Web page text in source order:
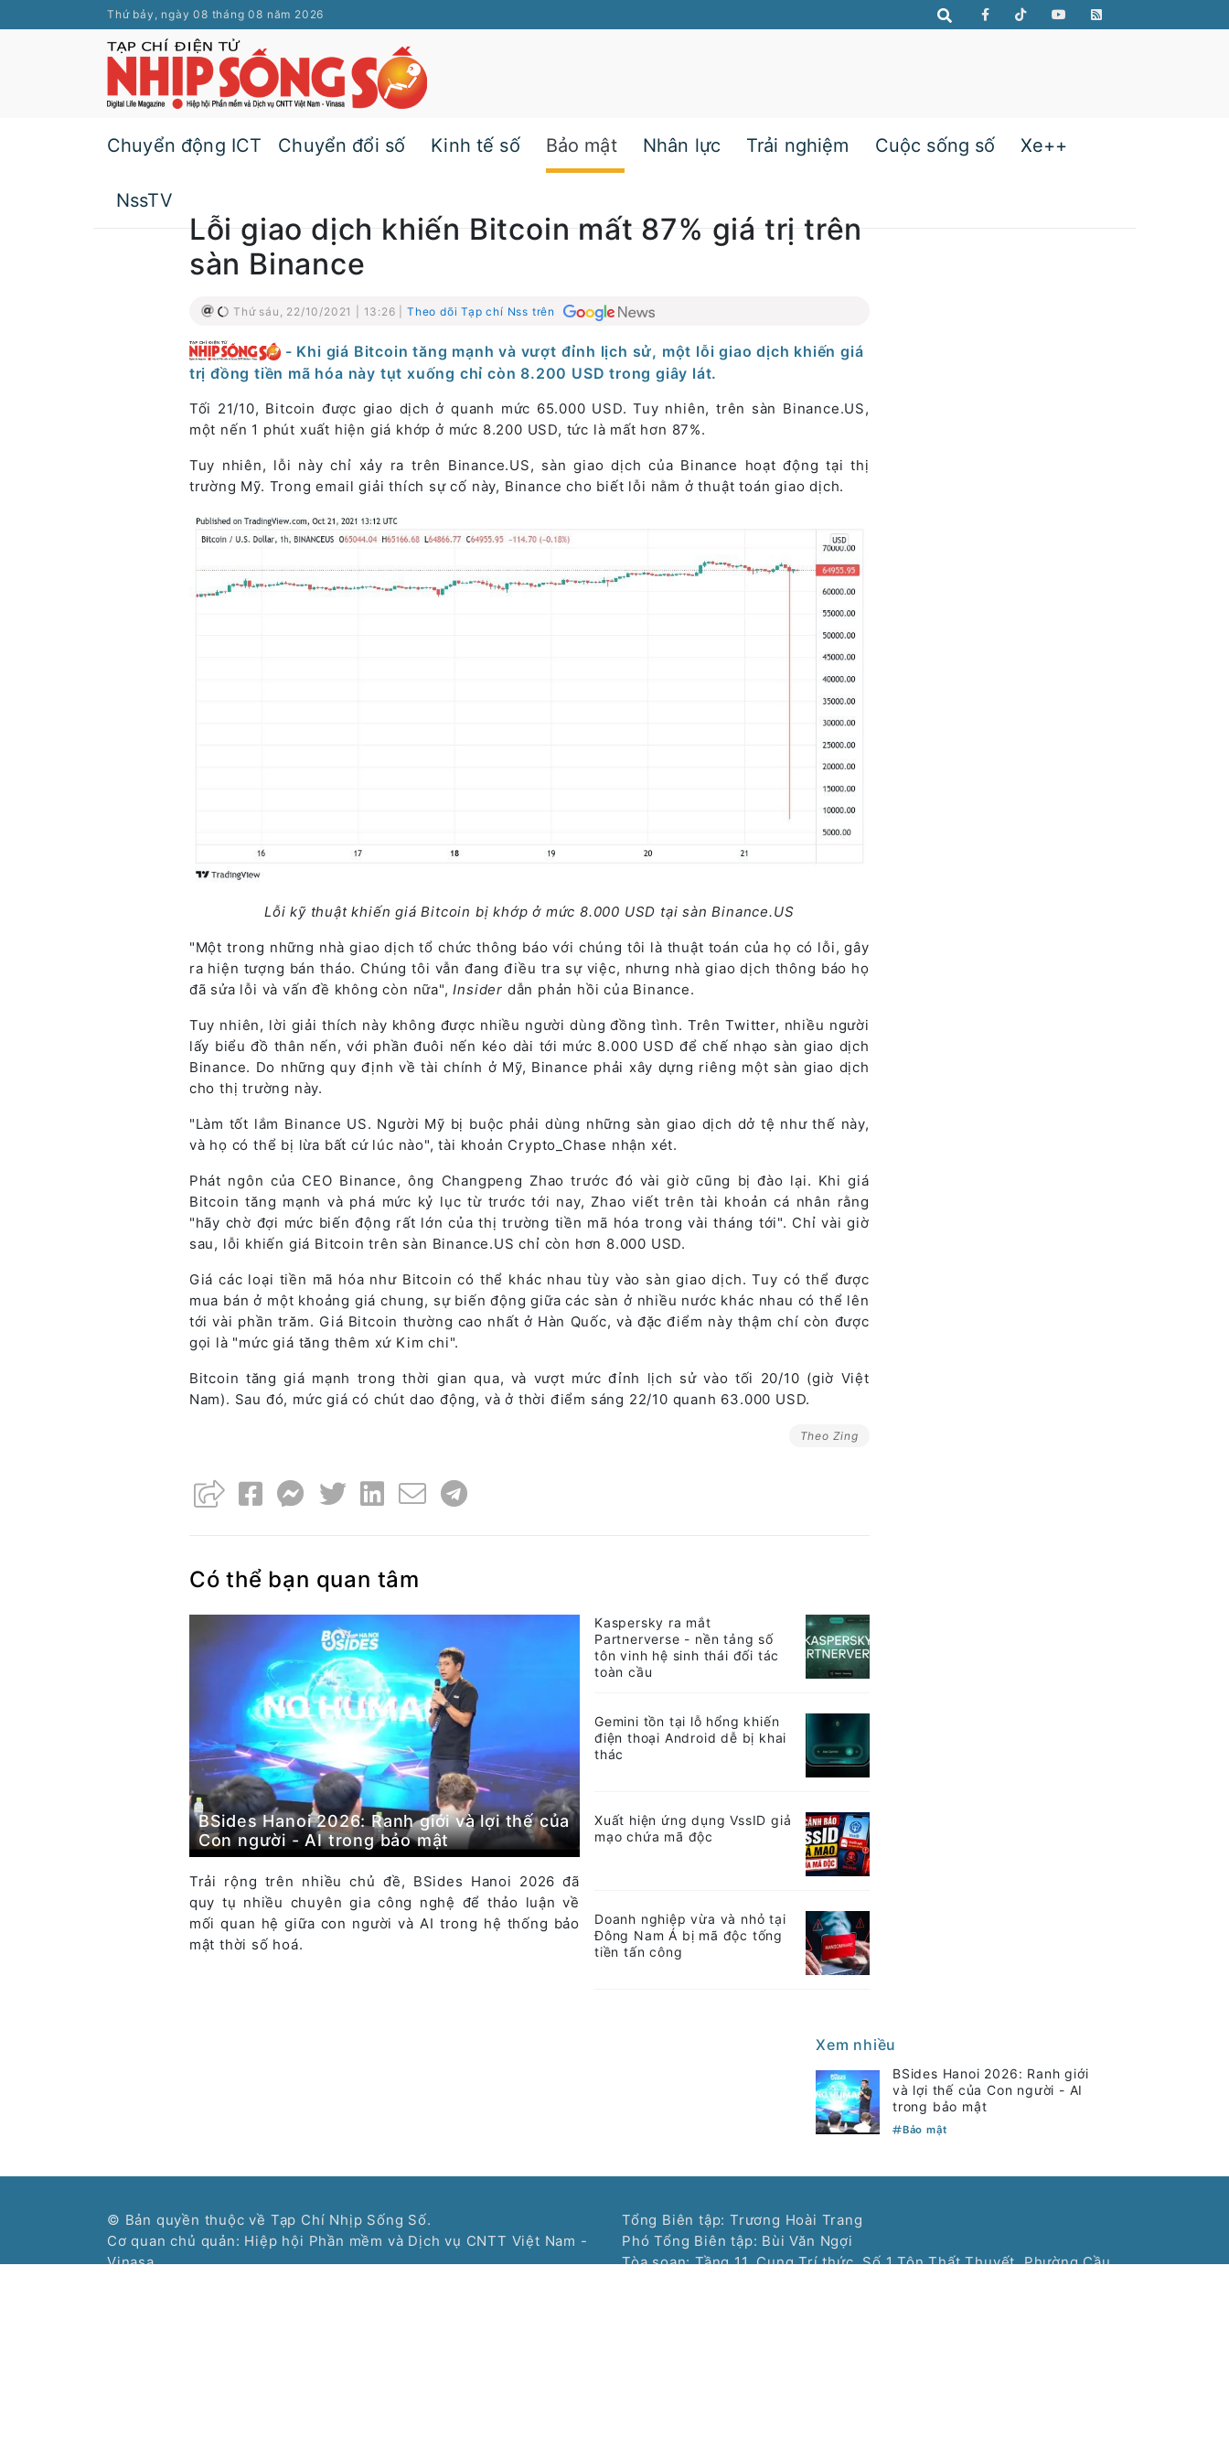
Thứ bảy, ngày 08 tháng 08 năm 2026
Chuyển động ICT Chuyển đổi số Kinh tế số Bảo mật Nhân lực Trải nghiệm Cuộc sống số Xe++
NssTV
Lỗi giao dịch khiến Bitcoin mất 87% giá trị trên
sàn Binance
Thứ sáu, 22/10/2021 | 13:26 | Theo dõi Tạp chí Nss trên
- Khi giá Bitcoin tăng mạnh và vượt đỉnh lịch sử, một lỗi giao dịch khiến giá
trị đồng tiền mã hóa này tụt xuống chỉ còn 8.200 USD trong giây lát.
Tối 21/10, Bitcoin được giao dịch ở quanh mức 65.000 USD. Tuy nhiên, trên sàn Binance.US,
một nến 1 phút xuất hiện giá khớp ở mức 8.200 USD, tức là mất hơn 87%.
Tuy nhiên, lỗi này chỉ xảy ra trên Binance.US, sàn giao dịch của Binance hoạt động tại thị
trường Mỹ. Trong email giải thích sự cố này, Binance cho biết lỗi nằm ở thuật toán giao dịch.
Lỗi kỹ thuật khiến giá Bitcoin bị khớp ở mức 8.000 USD tại sàn Binance.US
"Một trong những nhà giao dịch tổ chức thông báo với chúng tôi là thuật toán của họ có lỗi, gây
ra hiện tượng bán tháo. Chúng tôi vẫn đang điều tra sự việc, nhưng nhà giao dịch thông báo họ
đã sửa lỗi và vấn đề không còn nữa",Insider dẫn phản hồi của Binance.
Tuy nhiên, lời giải thích này không được nhiều người dùng đồng tình. Trên Twitter, nhiều người
lấy biểu đồ thân nến, với phần đuôi nến kéo dài tới mức 8.000 USD để chế nhạo sàn giao dịch
Binance. Do những quy định về tài chính ở Mỹ, Binance phải xây dựng riêng một sàn giao dịch
cho thị trường này.
"Làm tốt lắm Binance US. Người Mỹ bị buộc phải dùng những sàn giao dịch dở tệ như thế này,
và họ có thể bị lừa bất cứ lúc nào", tài khoản Crypto_Chase nhận xét.
Phát ngôn của CEO Binance, ông Changpeng Zhao trước đó vài giờ cũng bị đào lại. Khi giá
Bitcoin tăng mạnh và phá mức kỷ lục từ trước tới nay, Zhao viết trên tài khoản cá nhân rằng
"hãy chờ đợi mức biến động rất lớn của thị trường tiền mã hóa trong vài tháng tới". Chỉ vài giờ
sau, lỗi khiến giá Bitcoin trên sàn Binance.US chỉ còn hơn 8.000 USD.
Giá các loại tiền mã hóa như Bitcoin có thể khác nhau tùy vào sàn giao dịch. Tuy có thể được
mua bán ở một khoảng giá chung, sự biến động giữa các sàn ở nhiều nước khác nhau có thể lên
tới vài phần trăm. Giá Bitcoin thường cao nhất ở Hàn Quốc, và đặc điểm này thậm chí còn được
gọi là "mức giá tăng thêm xứ Kim chi".
Bitcoin tăng giá mạnh trong thời gian qua, và vượt mức đỉnh lịch sử vào tối 20/10 (giờ Việt
Nam). Sau đó, mức giá có chút dao động, và ở thời điểm sáng 22/10 quanh 63.000 USD.
Theo Zing
Có thể bạn quan tâm
BSides Hanoi 2026: Ranh giới và lợi thế của
Con người - AI trong bảo mật
Trải rộng trên nhiều chủ đề, BSides Hanoi 2026 đã
quy tụ nhiều chuyên gia công nghệ để thảo luận về
mối quan hệ giữa con người và AI trong hệ thống bảo
mật thời số hoá.
Kaspersky ra mắt
Partnerverse - nền tảng số
tôn vinh hệ sinh thái đối tác
toàn cầu
Gemini tồn tại lỗ hổng khiến
điện thoại Android dễ bị khai
thác
Xuất hiện ứng dụng VssID giả
mạo chứa mã độc
Doanh nghiệp vừa và nhỏ tại
Đông Nam Á bị mã độc tống
tiền tấn công
Xem nhiều
BSides Hanoi 2026: Ranh giới
và lợi thế của Con người - AI
trong bảo mật
Bảo mật
© Bản quyền thuộc về Tạp Chí Nhịp Sống Số.
Cơ quan chủ quản: Hiệp hội Phần mềm và Dịch vụ CNTT Việt Nam -
Vinasa.
Tổng Biên tập: Trương Hoài Trang
Phó Tổng Biên tập: Bùi Văn Ngợi
Tòa soạn: Tầng 11, Cung Trí thức, Số 1 Tôn Thất Thuyết, Phường Cầu